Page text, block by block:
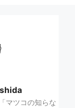
マツコの知らな